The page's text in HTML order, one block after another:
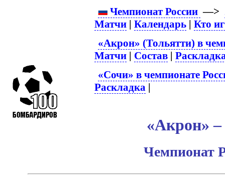
Чемпионат России —>
Матчи |Календарь |Кто
«Акрон» (Тольятти) в
Матчи | Состав |
«Сочи» в чемпионате
Раскладка |
«Акрон»
Чемпионат